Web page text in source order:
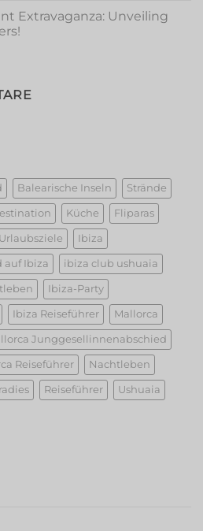
Extravaganza: Unveiling
Balearische Inseln Strände
Küche Fliparas
Urlaubsziele Ibiza
auf Ibiza ibiza club ushuaia
Ibiza-Party
Ibiza Reiseführer Mallorca
Junggesellinnenabschied
Reiseführer Nachtleben
Reiseführer Ushuaia